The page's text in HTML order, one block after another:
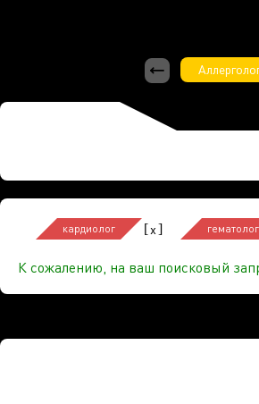
кардиолог [x] гематолог
К сожалению, на ваш поисковый